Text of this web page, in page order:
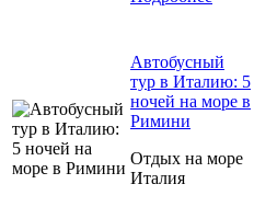
Автобусный
тур в Италию: 5
ночей на море в
Римини
Отдых на море
Италия